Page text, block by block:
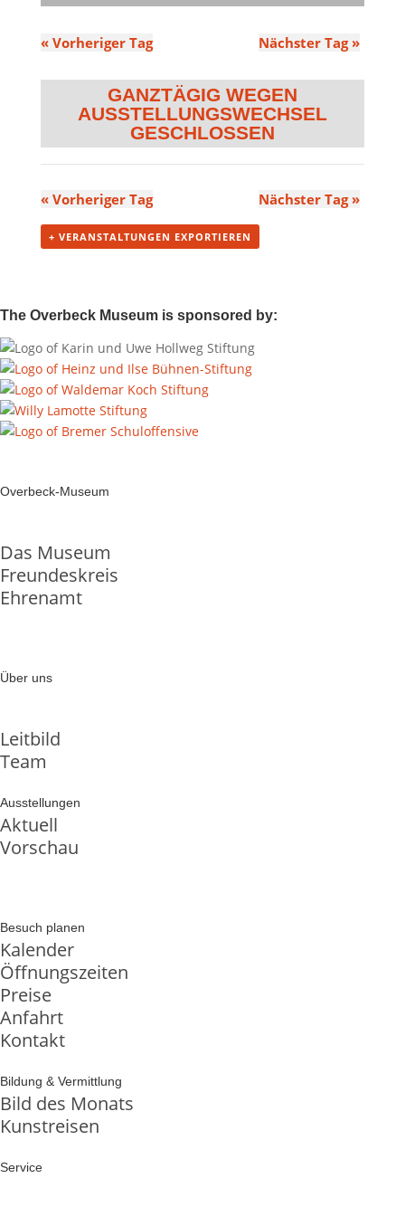
«Vorheriger Tag Nächster Tag »
GANZTÄGIG
«Vorheriger Tag Nächster Tag »
+ VERANSTALTUNGEN EXPORTIEREN
The Overbeck Museum is sponsored by:
Overbeck-Museum
Das Museum
Freundeskreis
Ehrenamt
Über uns
Leitbild
Team
Ausstellungen
Aktuell
Vorschau
Besuch planen
Kalender
Öffnungszeiten
Preise
Anfahrt
Kontakt
Bildung & Vermittlung
Bild des Monats
Kunstreisen
Service